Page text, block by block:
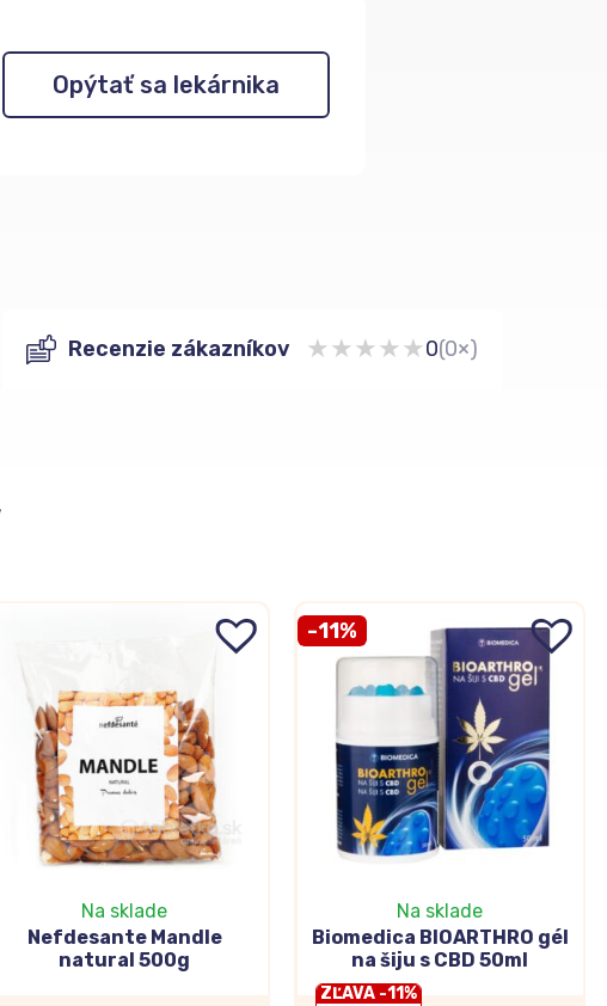
Opýtať sa lekárnika
Recenzie zákazníkov ★★★★★0(0×)
Na sklade
Nefdesante Mandle
natural 500g
-11%
Na sklade
Biomedica BIOARTHRO gél
na šiju s CBD 50ml
ZĽAVA -11%